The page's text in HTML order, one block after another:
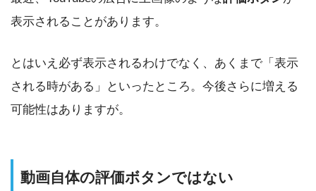
表示されることがあります。
とはいえ必ず表示されるわけでなく、あくまで「表示
される時がある」といったところ。今後さらに増える
可能性はありますが。
動画自体の評価ボタンではない